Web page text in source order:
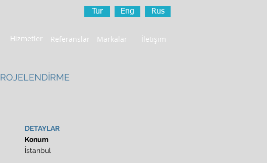
Tur Eng Rus
Hizmetler Referanslar Markalar İletişim
DETAYLAR
Konum
İstanbul